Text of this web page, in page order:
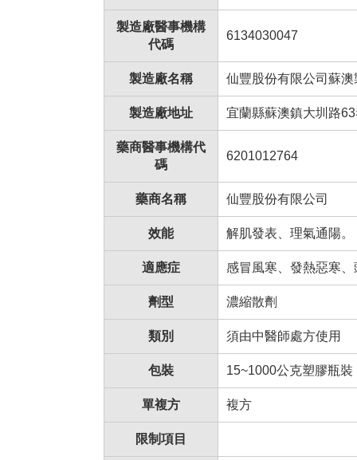
製造廠醫事機構
代碼
6134030047
製造廠名稱 仙豐股份有限公司蘇澳
製造廠地址 宜蘭縣蘇澳鎮大圳路
藥商醫事機構代
碼
6201012764
藥商名稱 仙豐股份有限公司
效能 解肌發表、理氣通陽。
適應症 感冒風寒、發熱惡寒
劑型 濃縮散劑
類別 須由中醫師處方使用
包裝 15~1000公克塑膠瓶裝
單複方 複方
限制項目